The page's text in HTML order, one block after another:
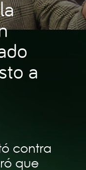
a
contra
que